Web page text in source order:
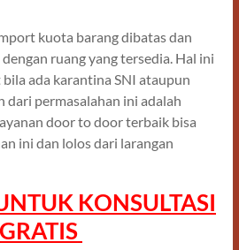
kuota barang dibatas dan
ruang yang tersedia. Hal ini
ada karantina SNI ataupun
dari permasalahan ini adalah
door to door terbaik bisa
ini dan lolos dari larangan
KONSULTASI
GRATIS